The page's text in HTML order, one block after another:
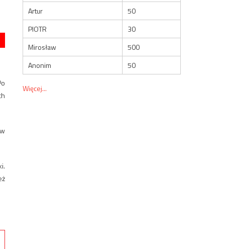
Artur
50
PIOTR
30
Mirosław
500
Anonim
50
Więcej...